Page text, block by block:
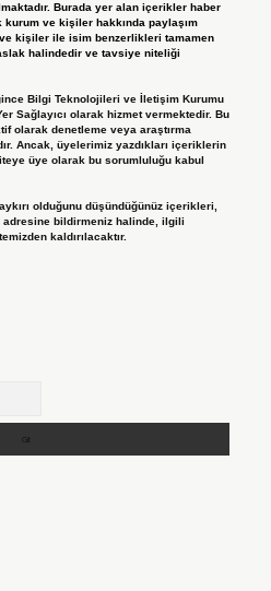
Burada yer alan içerikler haber
ve kişiler hakkında paylaşım
kişiler ile isim benzerlikleri tamamen
halindedir ve tavsiye niteliği
Bilgi Teknolojileri ve İletişim Kurumu
Sağlayıcı olarak hizmet vermektedir. Bu
olarak denetleme veya araştırma
Ancak, üyelerimiz yazdıkları içeriklerin
üye olarak bu sorumluluğu kabul
olduğunu düşündüğünüz içerikleri,
adresine bildirmeniz halinde, ilgili
kaldırılacaktır.